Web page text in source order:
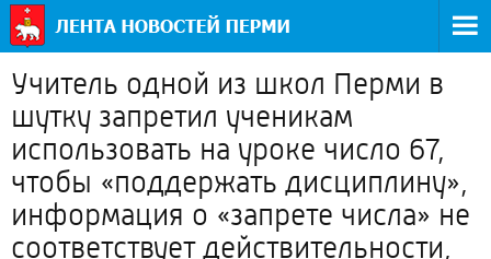
Учитель одной из школ Перми в
шутку запретил ученикам
использовать на уроке число 67,
чтобы «поддержать дисциплину»,
информация о «запрете числа» не
соответствует действительности,